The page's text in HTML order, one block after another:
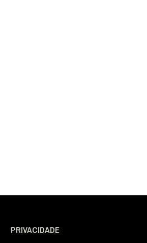
PRIVACIDADE